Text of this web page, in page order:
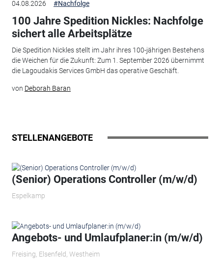
04.08.2026 #Nachfolge
100 Jahre Spedition Nickles: Nachfolge
sichert alle Arbeitsplätze
Die Spedition Nickles stellt im Jahr ihres 100-jährigen Bestehens
die Weichen für die Zukunft: Zum 1. September 2026 übernimmt
die Lagoudakis Services GmbH das operative Geschäft.
von Deborah Baran
STELLENANGEBOTE
(Senior) Operations Controller (m/w/d)
Espelkamp
Angebots- und Umlaufplaner:in (m/w/d)
Freising, Elsenfeld, Westheim